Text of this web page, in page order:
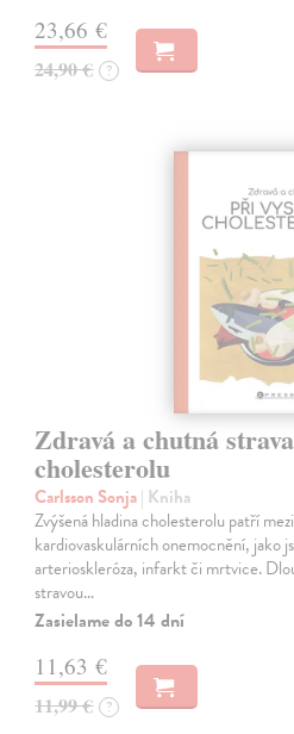
23,66 €
24,90 € ?
Zdravá a chutná
cholesterolu
Carlsson Sonja| Kniha
Zvýšená hladina cholesterolu patří
kardiovaskulárních onemocnění, jako
arterioskleróza, infarkt či mrtvice.
stravou…
Zasielame do 14 dní
11,63 €
11,99 € ?